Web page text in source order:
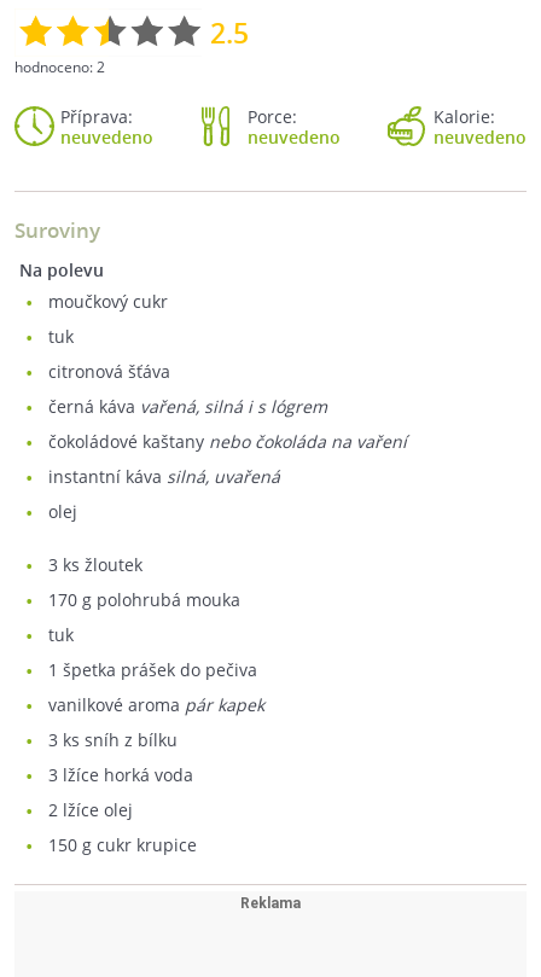
2.5
hodnoceno:2
Příprava:
neuvedeno
Porce:
neuvedeno
Kalorie:
neuvedeno
Suroviny
Na polevu
moučkový cukr
tuk
citronová šťáva
černá káva vařená, silná i s lógrem
čokoládové kaštany nebo čokoláda na vaření
instantní káva silná, uvařená
olej
3 ks žloutek
170 g polohrubá mouka
tuk
1 špetka prášek do pečiva
vanilkové aroma pár kapek
3 ks sníh z bílku
3 lžíce horká voda
2 lžíce olej
150 g cukr krupice